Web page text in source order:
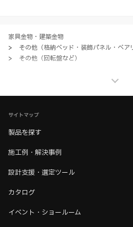
家具金物・建築金物
>
その他（格納ベッド・装飾パネル・ベア
>
その他（回転盤など）
その他（格納ベッド・装飾パネル・ベア
> 全て（格納ベッド・手すり・汎用品）
サイトマップ
製品を探す
施工例・解決事例
設計支援・選定ツール
カタログ
イベント・ショールーム